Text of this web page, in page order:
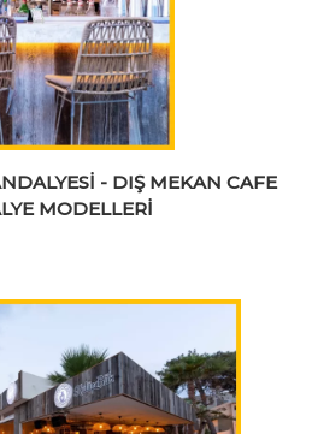
- DIŞ MEKAN CAFE
MODELLERİ